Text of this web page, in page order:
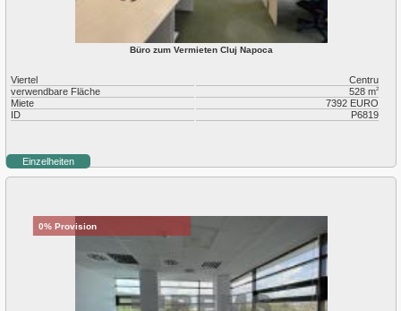
Büro zum Vermieten Cluj Napoca
Viertel
Centru
verwendbare Fläche
528 m2
Miete
7392 EURO
ID
P6819
Einzelheiten
0% Provision